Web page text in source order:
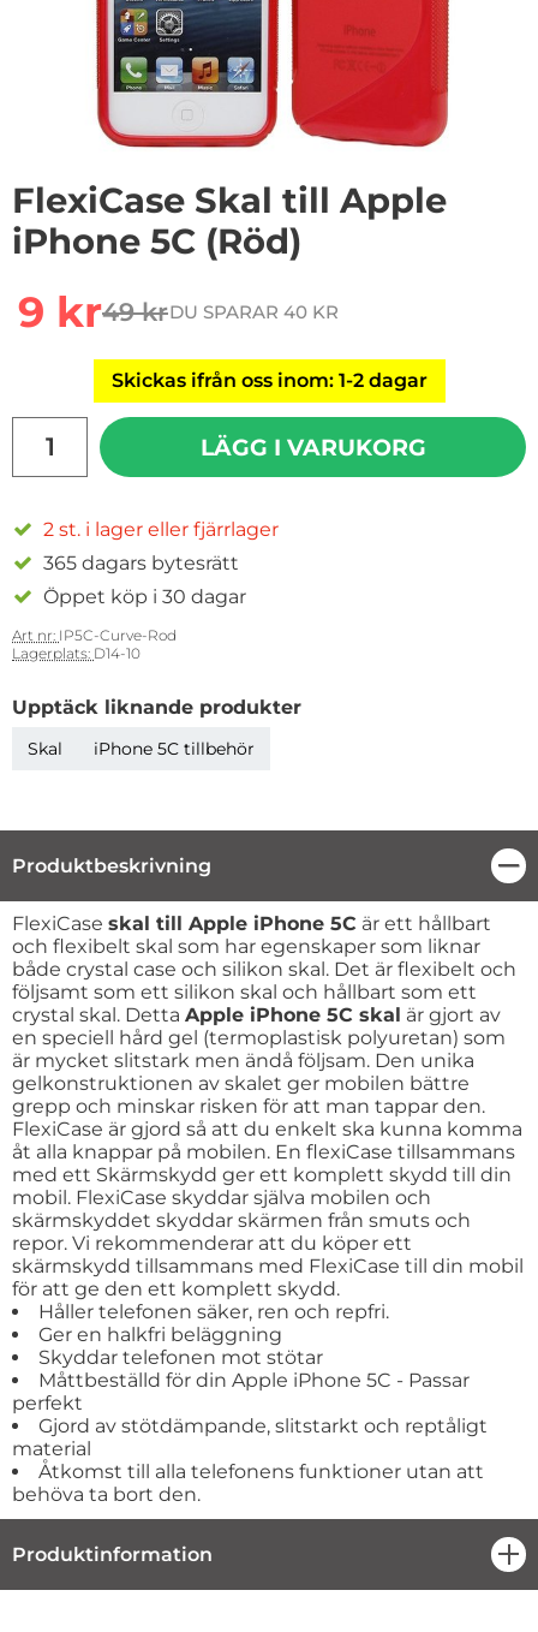
FlexiCase Skal till Apple
iPhone 5C (Röd)
rea pris
9 krtidigare pris
49 krDU SPARAR 40 KR
Skickas ifrån oss inom: 1-2 dagar
LÄGG I VARUKORG
2 st. i lager eller fjärrlager
365 dagars bytesrätt
Öppet köp i 30 dagar
Art nr: IP5C-Curve-Rod
Lagerplats: D14-10
Upptäck liknande produkter
Skal iPhone 5C tillbehör
Produktbeskrivning
Produktbeskrivning
FlexiCase skal till Apple iPhone 5C är ett hållbart
och flexibelt skal som har egenskaper som liknar
både crystal case och silikon skal. Det är flexibelt och
följsamt som ett silikon skal och hållbart som ett
crystal skal. Detta Apple iPhone 5C skal är gjort av
en speciell hård gel (termoplastisk polyuretan) som
är mycket slitstark men ändå följsam. Den unika
gelkonstruktionen av skalet ger mobilen bättre
grepp och minskar risken för att man tappar den.
FlexiCase är gjord så att du enkelt ska kunna komma
åt alla knappar på mobilen. En flexiCase tillsammans
med ett Skärmskydd ger ett komplett skydd till din
mobil. FlexiCase skyddar själva mobilen och
skärmskyddet skyddar skärmen från smuts och
repor. Vi rekommenderar att du köper ett
skärmskydd tillsammans med FlexiCase till din mobil
för att ge den ett komplett skydd.
Håller telefonen säker, ren och repfri.
Ger en halkfri beläggning
Skyddar telefonen mot stötar
Måttbeställd för din Apple iPhone 5C - Passar
perfekt
Gjord av stötdämpande, slitstarkt och reptåligt
material
Åtkomst till alla telefonens funktioner utan att
behöva ta bort den.
Produktinformation